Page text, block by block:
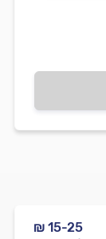
₪ 15-25